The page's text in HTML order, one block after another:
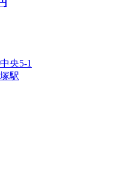
円
央5-1
駅